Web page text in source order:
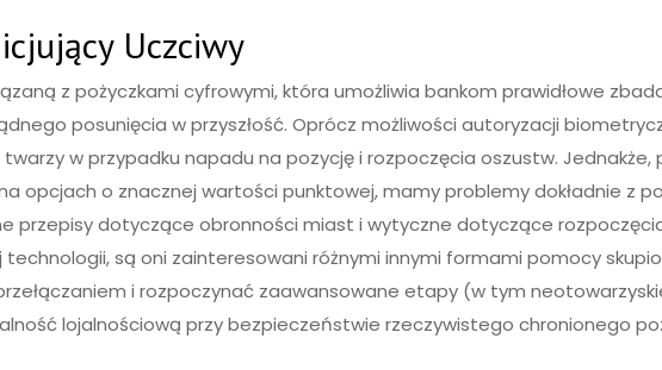
Uczciwy
z pożyczkami cyfrowymi, która umożliwia bankom prawidłowe
posunięcia w przyszłość. Oprócz możliwości autoryzacji
w przypadku napadu na pozycję i rozpoczęcia oszustw. Jednakże,
opcjach o znacznej wartości punktowej, mamy problemy dokładnie z
przepisy dotyczące obronności miast i wytyczne dotyczące
są oni zainteresowani różnymi innymi formami pomocy
i rozpoczynać zaawansowane etapy (w tym
lojalnościową przy bezpieczeństwie rzeczywistego chronionego